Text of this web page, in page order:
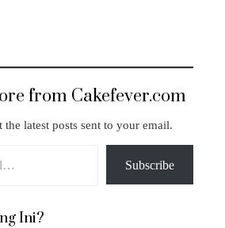
from Cakefever.com
the latest posts sent to your email.
Subscribe
Ini?